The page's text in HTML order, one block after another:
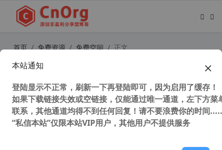
首页 免费资源 免费空间 正文
德国ResellerCluster免费主机托管怎
样注册免费主机分销商
31,617 次浏览次阅读
本站通知
登陆显示不正常，刷新一下再登陆即可，因为启用了缓存！
如果下载链接失效或空链接，仅能通过唯一通道，左下方菜
联系，其他通道均得不到任何回复！请不要浪费你的时间
“私信本站”仅限本站VIP用户，其他用户不提供服务